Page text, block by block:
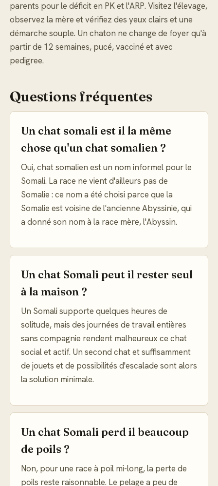
parents pour le déficit en PK et l'ARP. Visitez l'élevage,
observez la mère et vérifiez des yeux clairs et une
démarche souple. Un chaton ne change de foyer qu'à
partir de 12 semaines, pucé, vacciné et avec
pedigree.
Questions fréquentes
Un chat somali est il la même
chose qu'un chat somalien ?
Oui, chat somalien est un nom informel pour le
Somali. La race ne vient d'ailleurs pas de
Somalie : ce nom a été choisi parce que la
Somalie est voisine de l'ancienne Abyssinie, qui
a donné son nom à la race mère, l'Abyssin.
Un chat Somali peut il rester seul
à la maison ?
Un Somali supporte quelques heures de
solitude, mais des journées de travail entières
sans compagnie rendent malheureux ce chat
social et actif. Un second chat et suffisamment
de jouets et de possibilités d'escalade sont alors
la solution minimale.
Un chat Somali perd il beaucoup
de poils ?
Non, pour une race à poil mi-long, la perte de
poils reste raisonnable. Le pelage a peu de